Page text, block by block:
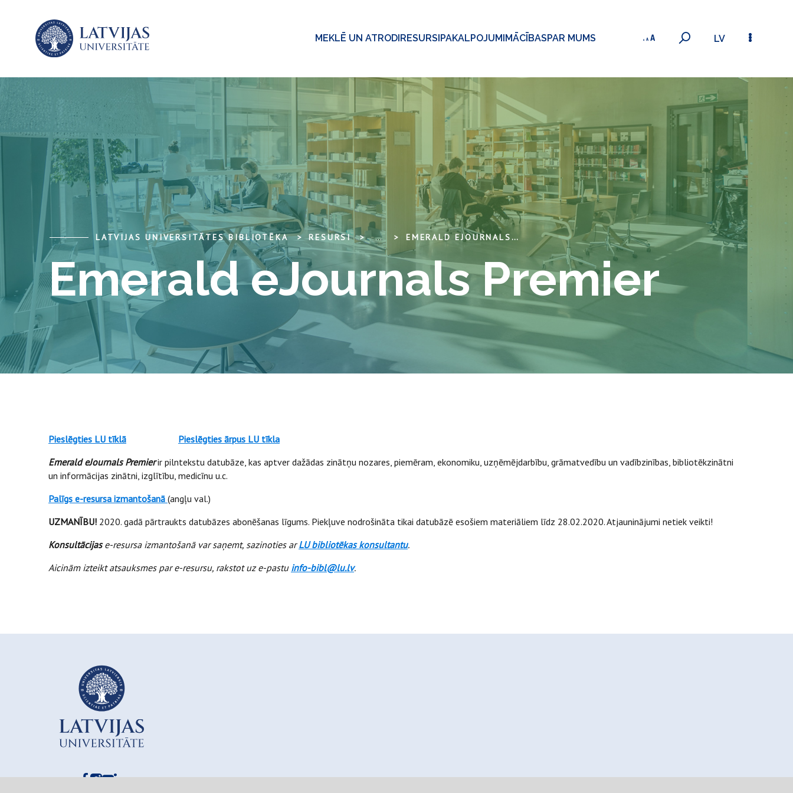
MEKLĒ UN ATRODIRESURSIPAKALPOJUMIMĀCĪBASPAR MUMS LV
LATVIJAS UNIVERSITĀTES BIBLIOTĒKA RESURSI ... EMERALD EJOURNALS PREMIER
Emerald eJournals Premier
Pieslēgties LU tīklā
Pieslēgties ārpus LU tīkla
Emerald eJournals Premierir pilntekstu datubāze, kas aptver dažādas zinātņu nozares, piemēram, ekonomiku, uzņēmējdarbību, grāmatvedību un vadībzinības, bibliotēkzinātni
un informācijas zinātni, izglītību, medicīnu u.c.
Palīgs e-resursa izmantošanā (angļu val.)
UZMANĪBU! 2020. gadā pārtraukts datubāzes abonēšanas līgums. Piekļuve nodrošināta tikai datubāzē esošiem materiāliem līdz 28.02.2020. Atjauninājumi netiek veikti!
Konsultācijase-resursa izmantošanā var saņemt, sazinoties arLU bibliotēkas konsultantu.
Aicinām izteikt atsauksmes par e-resursu, rakstot uz e-pastu info-bibl@lu.lv.